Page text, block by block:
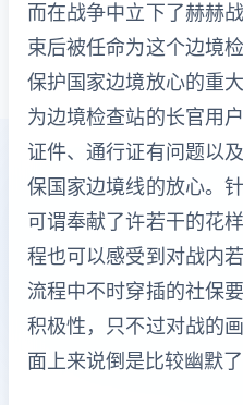
而在战争中立下了赫赫
束后被任命为这个边境
保护国家边境放心的重
为边境检查站的长官用
证件、通行证有问题以
保国家边境线的放心。
可谓奉献了许若干的花
程也可以感受到对战内
流程中不时穿插的社保
积极性，只不过对战的
面上来说倒是比较幽默了